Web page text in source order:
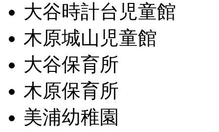
大谷時計台児童館
木原城山児童館
大谷保育所
木原保育所
美浦幼稚園